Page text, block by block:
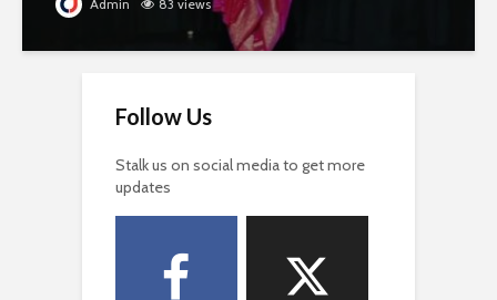
Admin 83 views
Follow Us
Stalk us on social media to get more
updates